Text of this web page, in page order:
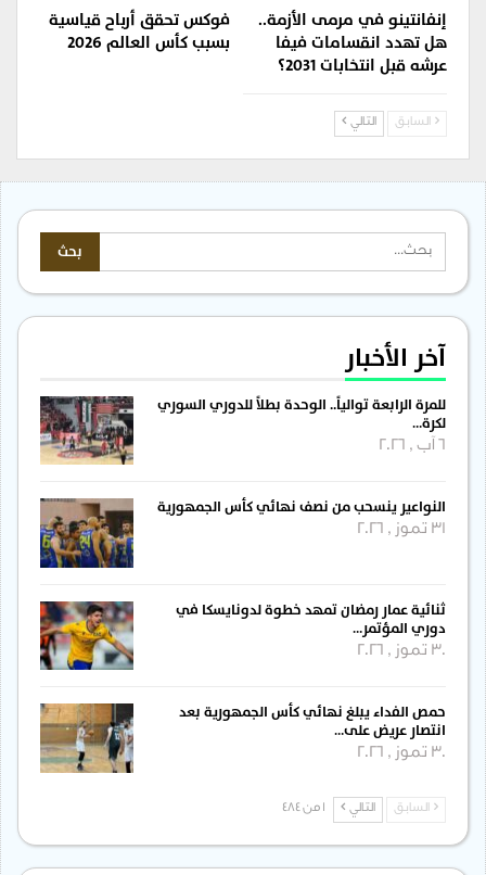
إنفانتينو في مرمى الأزمة..
هل تهدد انقسامات فيفا
عرشه قبل انتخابات 2031؟
فوكس تحقق أرباح قياسية
بسبب كأس العالم 2026
السابق التالي
آخر الأخبار
للمرة الرابعة توالياً.. الوحدة بطلاً للدوري السوري
لكرة…
النواعير ينسحب من نصف نهائي كأس الجمهورية
31 تموز , 2026
ثنائية عمار رمضان تمهد خطوة لدونايسكا في
دوري المؤتمر…
30 تموز , 2026
حمص الفداء يبلغ نهائي كأس الجمهورية بعد
انتصار عريض على…
30 تموز , 2026
السابق التالي